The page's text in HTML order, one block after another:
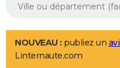
Aménagement intérieur
LIFESTYLE
Art de vivre
Bien-être
Loisirs
Mode
Modes de vie
NOUVEAU : publiez un
Linternaute.com